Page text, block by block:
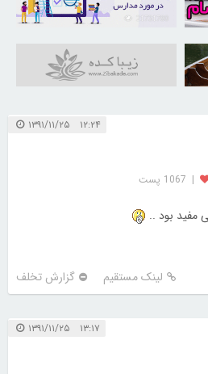
۱۲:۲۴ ۱۳۹۱/۱۱/۲۵
| 1067 پست
مفید بود ..
لینک مستقیم گزارش تخلف
۱۳:۱۷ ۱۳۹۱/۱۱/۲۵